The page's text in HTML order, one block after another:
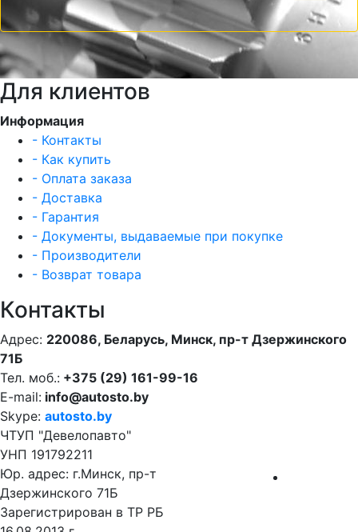
Для клиентов
Информация
- Контакты
- Как купить
- Оплата заказа
- Доставка
- Гарантия
- Документы, выдаваемые при покупке
- Производители
- Возврат товара
Контакты
Адрес: 220086, Беларусь, Минск, пр-т Дзержинского
71Б
Тел. моб.: +375 (29) 161-99-16
E-mail: info@autosto.by
Skype: autosto.by
ЧТУП "Девелопавто"
УНП 191792211
Юр. адрес: г.Минск, пр-т
Дзержинского 71Б
Зарегистрирован в ТР РБ